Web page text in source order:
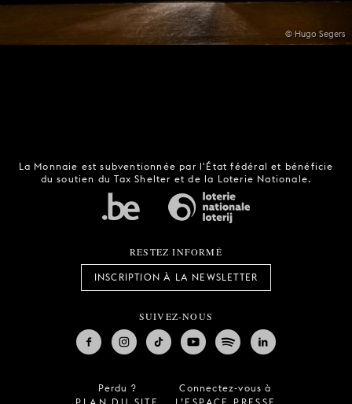
© Hugo Segers
La Monnaie est subventionnée par l'État fédéral et bénéficie
du soutien du Tax Shelter et de la Loterie Nationale.
RESTEZ INFORMÉ
INSCRIPTION À LA NEWSLETTER
SUIVEZ-NOUS
Perdu ?
Connectez-vous à